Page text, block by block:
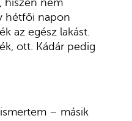
hiszen nem
hétfői napon
az egész lakást.
ott. Kádár pedig
– másik